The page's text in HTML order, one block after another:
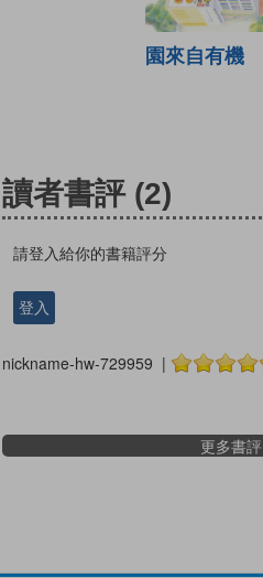
園來自有機
讀者書評 (2)
請登入給你的書籍評分
登入
nickname-hw-729959 |
更多書評